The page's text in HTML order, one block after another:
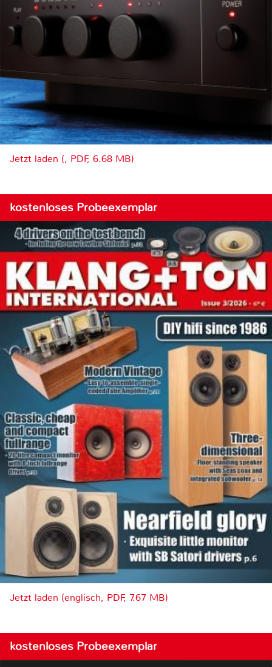
Jetzt laden (, PDF, 6.68 MB)
kostenloses Probeexemplar
Jetzt laden (englisch, PDF, 7.67 MB)
kostenloses Probeexemplar